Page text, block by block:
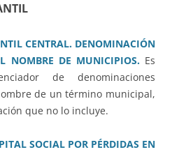
CENTRAL. DENOMINACIÓN
NOMBRE DE MUNICIPIOS. Es
de denominaciones
de un término municipal,
que no lo incluye.
SOCIAL POR PÉRDIDAS EN